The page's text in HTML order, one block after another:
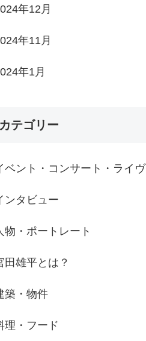
年12月
年11月
年1月
カテゴリー
ベント・コンサート・ライヴ
ンタビュー
物・ポートレート
田雄平とは？
築・物件
理・フード